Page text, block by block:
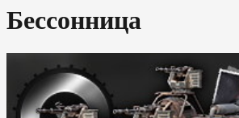
Бессонница